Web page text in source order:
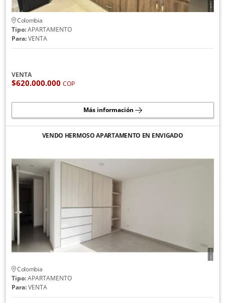
Colombia
Tipo:APARTAMENTO
Para:VENTA
VENTA
$620.000.000 COP
Más información
VENDO HERMOSO APARTAMENTO EN ENVIGADO
Colombia
Tipo:APARTAMENTO
Para:VENTA